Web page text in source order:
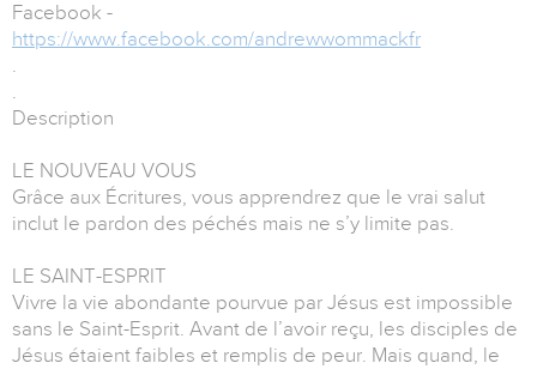
Facebook -
https://www.facebook.com/andrewwommackfr
.
.
Description
LE NOUVEAU VOUS
Grâce aux Écritures, vous apprendrez que le vrai salut
inclut le pardon des péchés mais ne s’y limite pas.
LE SAINT-ESPRIT
Vivre la vie abondante pourvue par Jésus est impossible
sans le Saint-Esprit. Avant de l’avoir reçu, les disciples de
Jésus étaient faibles et remplis de peur. Mais quand, le